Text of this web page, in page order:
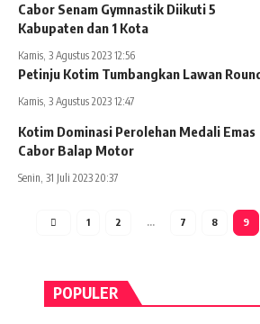
Cabor Senam Gymnastik Diikuti 5
Kabupaten dan 1 Kota
Kamis, 3 Agustus 2023 12:56
Petinju Kotim Tumbangkan Lawan
Kamis, 3 Agustus 2023 12:47
Kotim Dominasi Perolehan Medali Emas
Cabor Balap Motor
Senin, 31 Juli 2023 20:37
1 2 … 7 8 9
POPULER